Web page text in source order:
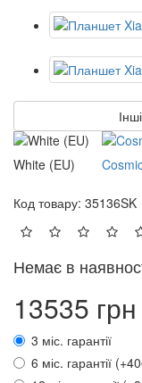
White (EU)
Код товару: 35136SK
Немає в
13535 грн
3 міс. гарантії
6 міс. гарантії